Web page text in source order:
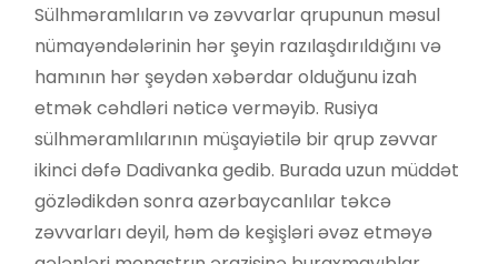
Sülhməramlıların və zəvvarlar qrupunun məsul
nümayəndələrinin hər şeyin razılaşdırıldığını və
hamının hər şeydən xəbərdar olduğunu izah
etmək cəhdləri nəticə verməyib. Rusiya
sülhməramlılarının müşayiətilə bir qrup zəvvar
ikinci dəfə Dadivanka gedib. Burada uzun müddət
gözlədikdən sonra azərbaycanlılar təkcə
zəvvarları deyil, həm də keşişləri əvəz etməyə